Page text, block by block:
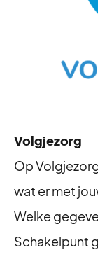
Volgjezorg
Op
wat er met
Welke
Schakelpunt